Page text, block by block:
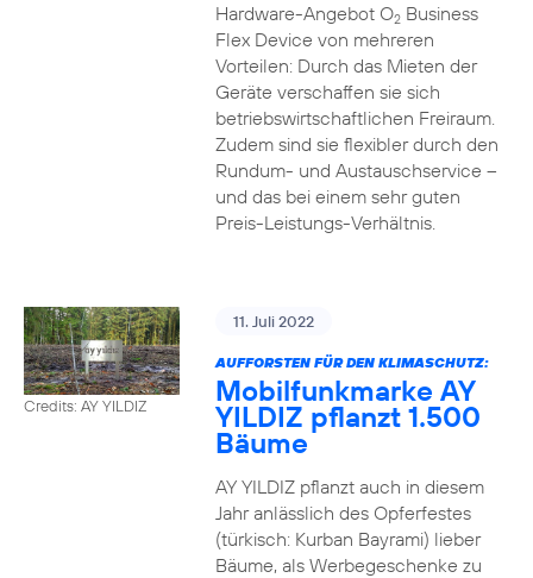
Hardware-Angebot O2Business
Flex Device von mehreren
Vorteilen: Durch das Mieten der
Geräte verschaffen sie sich
betriebswirtschaftlichen Freiraum.
Zudem sind sie flexibler durch den
Rundum- und Austauschservice –
und das bei einem sehr guten
Preis-Leistungs-Verhältnis.
Credits: AY YILDIZ
11. Juli 2022
AUFFORSTEN FÜR DEN KLIMASCHUTZ:
Mobilfunkmarke AY
YILDIZ pflanzt 1.500
Bäume
AY YILDIZ pflanzt auch in diesem
Jahr anlässlich des Opferfestes
(türkisch: Kurban Bayrami) lieber
Bäume, als Werbegeschenke zu